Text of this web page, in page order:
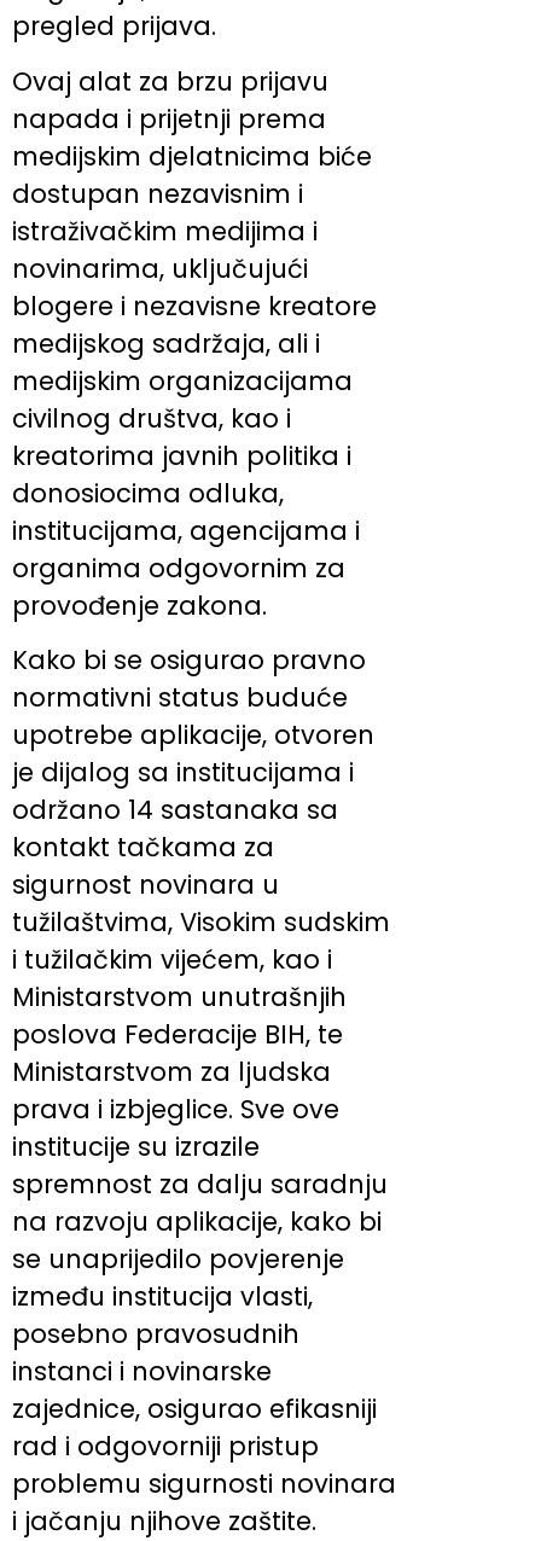
pregled prijava.
Ovaj alat za brzu prijavu
napada i prijetnji prema
medijskim djelatnicima biće
dostupan nezavisnim i
istraživačkim medijima i
novinarima, uključujući
blogere i nezavisne kreatore
medijskog sadržaja, ali i
medijskim organizacijama
civilnog društva, kao i
kreatorima javnih politika i
donosiocima odluka,
institucijama, agencijama i
organima odgovornim za
provođenje zakona.
Kako bi se osigurao pravno
normativni status buduće
upotrebe aplikacije, otvoren
je dijalog sa institucijama i
održano 14 sastanaka sa
kontakt tačkama za
sigurnost novinara u
tužilaštvima, Visokim sudskim
i tužilačkim vijećem, kao i
Ministarstvom unutrašnjih
poslova Federacije BIH, te
Ministarstvom za ljudska
prava i izbjeglice. Sve ove
institucije su izrazile
spremnost za dalju saradnju
na razvoju aplikacije, kako bi
se unaprijedilo povjerenje
između institucija vlasti,
posebno pravosudnih
instanci i novinarske
zajednice, osigurao efikasniji
rad i odgovorniji pristup
problemu sigurnosti novinara
i jačanju njihove zaštite.